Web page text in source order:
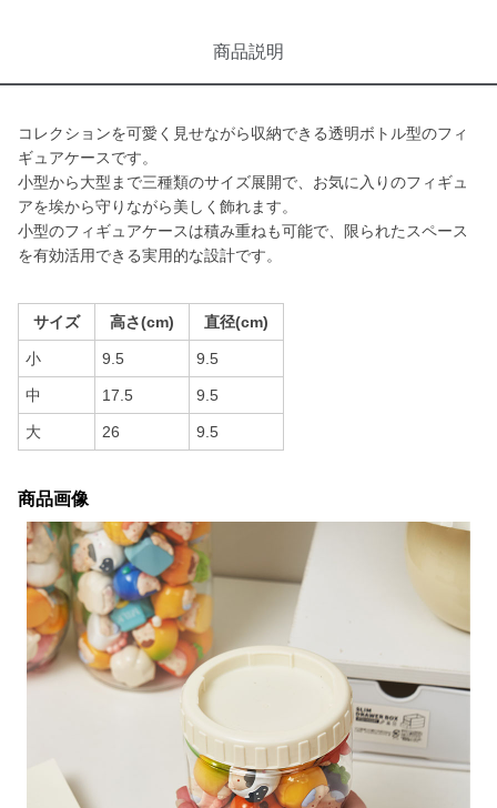
商品説明
コレクションを可愛く見せながら収納できる透明ボトル型のフィ
ギュアケースです。
小型から大型まで三種類のサイズ展開で、お気に入りのフィギュ
アを埃から守りながら美しく飾れます。
小型のフィギュアケースは積み重ねも可能で、限られたスペース
を有効活用できる実用的な設計です。
サイズ 高さ(cm) 直径(cm)
小 9.5 9.5
中 17.5 9.5
大 26 9.5
商品画像